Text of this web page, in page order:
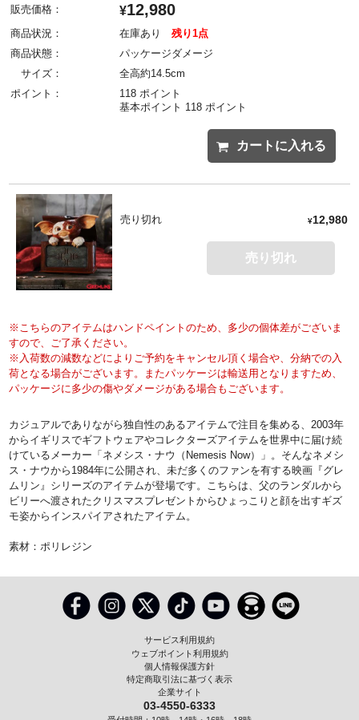
販売価格：
¥12,980
商品状況： 在庫あり
残り1点
商品状態：
パッケージダメージ
サイズ：
全高約14.5cm
ポイント：
118 ポイント
基本ポイント 118 ポイント
カートに入れる
売り切れ ¥12,980
売り切れ
※こちらのアイテムはハンドペイントのため、多少の個体差がございま
すので、ご了承ください。
※入荷数の減数などによりご予約をキャンセル頂く場合や、分納での入
荷となる場合がございます。またパッケージは輸送用となりますため、
パッケージに多少の傷やダメージがある場合もございます。
カジュアルでありながら独自性のあるアイテムで注目を集める、2003年
からイギリスでギフトウェアやコレクターズアイテムを世界中に届け続
けているメーカー「ネメシス・ナウ（Nemesis Now）」。そんなネメシ
ス・ナウから1984年に公開され、未だ多くのファンを有する映画『グレ
ムリン』シリーズのアイテムが登場です。こちらは、父のランダルから
ビリーへ渡されたクリスマスプレゼントからひょっこりと顔を出すギズ
モ姿からインスパイアされたアイテム。
素材：ポリレジン
サービス利用規約
ウェブポイント利用規約
個人情報保護方針
特定商取引法に基づく表示
企業サイト
03-4550-6333